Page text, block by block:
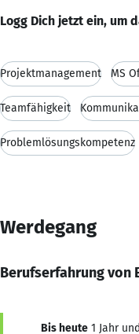
Logg Dich jetzt ein, um
Projektmanagement MS
Teamfähigkeit
Problemlösungskompetenz
Werdegang
Berufserfahrung von
Bis heute 1 Jahr